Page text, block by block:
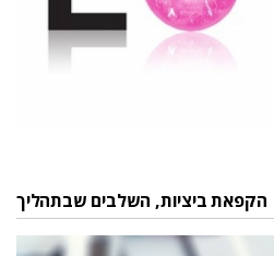
הקפאת ביציות, השלבים שבתהליך